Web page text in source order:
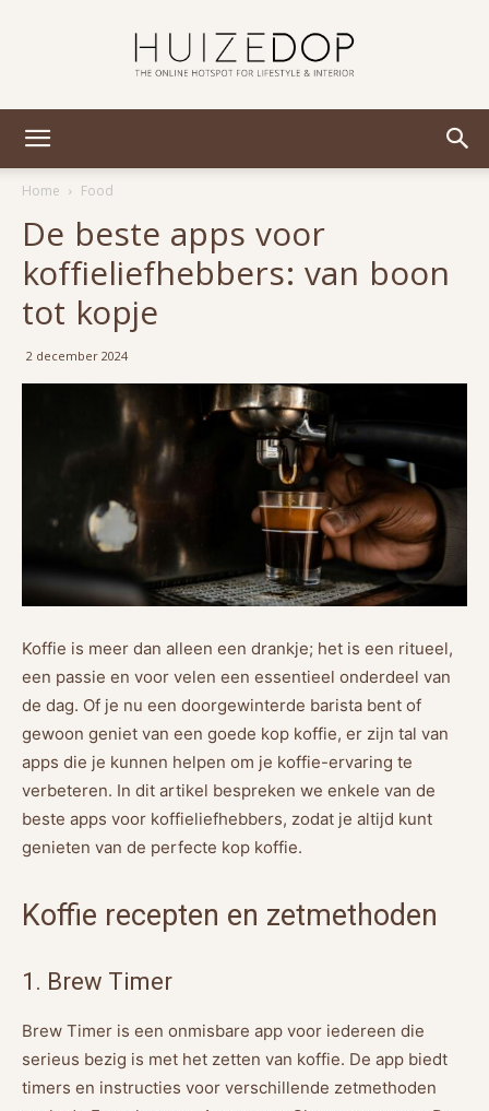
Home
Food
De beste apps voor
koffieliefhebbers: van boon
tot kopje
2 december 2024
Koffie is meer dan alleen een drankje; het is een ritueel,
een passie en voor velen een essentieel onderdeel van
de dag. Of je nu een doorgewinterde barista bent of
gewoon geniet van een goede kop koffie, er zijn tal van
apps die je kunnen helpen om je koffie-ervaring te
verbeteren. In dit artikel bespreken we enkele van de
beste apps voor koffieliefhebbers, zodat je altijd kunt
genieten van de perfecte kop koffie.
Koffie recepten en zetmethoden
1. Brew Timer
Brew Timer is een onmisbare app voor iedereen die
serieus bezig is met het zetten van koffie. De app biedt
timers en instructies voor verschillende zetmethoden